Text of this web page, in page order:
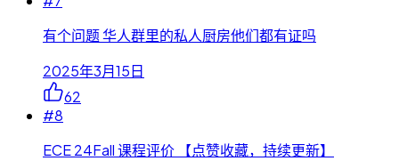
有个问题 华人群里的私人厨房他们都有证吗
2025年3月15日
62
#8
ECE 24Fall 课程评价 【点赞收藏，持续更新】